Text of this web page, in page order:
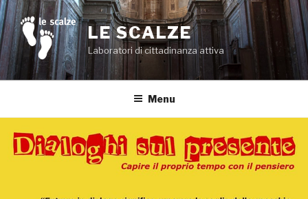
Salta
al
contenuto
LE SCALZE
Laboratori di cittadinanza attiva
Menu